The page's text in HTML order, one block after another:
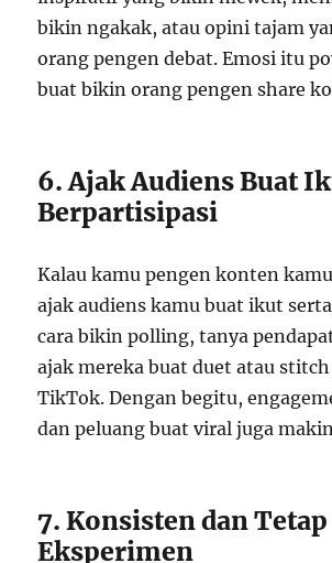
bikin ngakak, atau opini tajam
orang pengen debat. Emosi itu
buat bikin orang pengen share
6. Ajak Audiens Buat
Berpartisipasi
Kalau kamu pengen konten
ajak audiens kamu buat ikut
cara bikin polling, tanya
ajak mereka buat duet atau
TikTok. Dengan begitu,
dan peluang buat viral juga
7. Konsisten dan Tetap
Eksperimen